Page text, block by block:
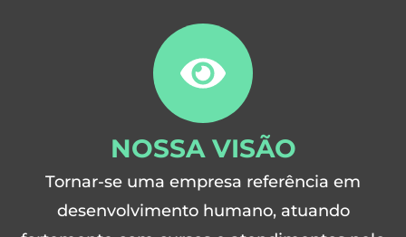
NOSSA VISÃO
Tornar-se uma empresa referência em
desenvolvimento humano, atuando